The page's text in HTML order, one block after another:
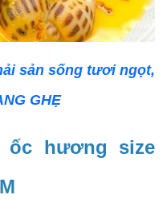
sản sống tươi ngọt,
GHẸ
hương size